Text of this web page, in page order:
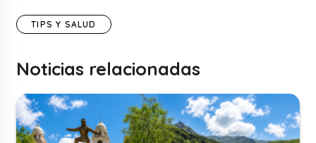
TIPS Y SALUD
Noticias relacionadas